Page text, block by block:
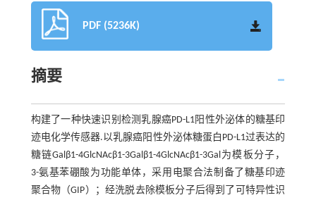
PDF (5236K)
摘要
构建了一种快速识别检测乳腺癌PD-L1阳性外泌体的糖基印
迹电化学传感器.以乳腺癌阳性外泌体糖蛋白PD-L1过表达的
糖链Galβ1-4GlcNAcβ1-3Galβ1-4GlcNAcβ1-3Gal为模板分子，
3-氨基苯硼酸为功能单体，采用电聚合法制备了糖基印迹
聚合物（GIP）；经洗脱去除模板分子后得到了可特异性识